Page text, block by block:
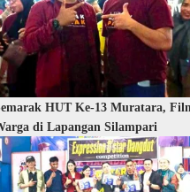
HUT Ke-13 Muratara,
di Lapangan Silampari